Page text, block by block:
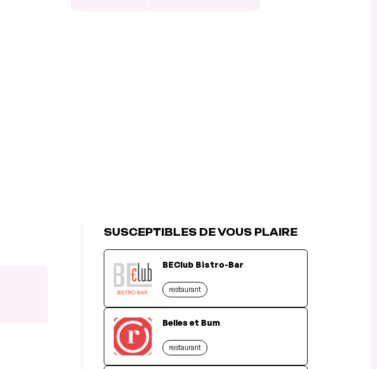
SUSCEPTIBLES DE VOUS PLAIRE
BEClub Bistro-Bar
restaurant
Belles et Bum
restaurant